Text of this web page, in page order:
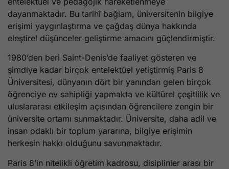
dayanmaktadır. Bu tarihî bağlam, üniversitenin bilgiye
erişimi yaygınlaştırma ve çağdaş dünya hakkında
eleştirel düşünceler geliştirme amacını güçlendirmiştir.
1980’den beri Saint-Denis’de faaliyet gösteren ve
şimdiye kadar birçok entelektüel yetiştirmiş Paris 8
Üniversitesi, dünyanın dört bir yanından gelen birçok
öğrenciye ev sahipliği yapmakta ve kültürel çeşitlilik ve
uluslararası etkileşim açısından öğrencilere zengin bir
üniversite ortamı sunmaktadır. Üniversite, daha adil ve
insan odaklı bir toplum yararına, bilgiye erişimin
herkesin hakkı olduğunu savunmaktadır.
Paris 8’in nitelikli öğretim kadrosu, disiplinler arası bir